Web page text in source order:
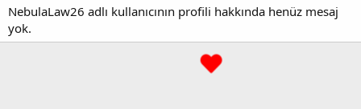
NebulaLaw26 adlı kullanıcının profili hakkında henüz mesaj
yok.